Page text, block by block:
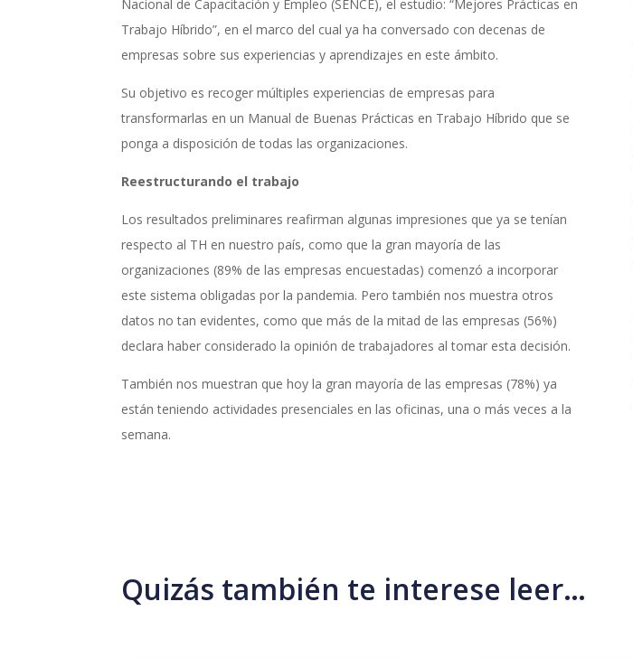
Nacional de Capacitación y Empleo (SENCE), el estudio: “Mejores Prácticas en
Trabajo Híbrido”, en el marco del cual ya ha conversado con decenas de
empresas sobre sus experiencias y aprendizajes en este ámbito.
Su objetivo es recoger múltiples experiencias de empresas para
transformarlas en un Manual de Buenas Prácticas en Trabajo Híbrido que se
ponga a disposición de todas las organizaciones.
Reestructurando el trabajo
Los resultados preliminares reafirman algunas impresiones que ya se tenían
respecto al TH en nuestro país, como que la gran mayoría de las
organizaciones (89% de las empresas encuestadas) comenzó a incorporar
este sistema obligadas por la pandemia. Pero también nos muestra otros
datos no tan evidentes, como que más de la mitad de las empresas (56%)
declara haber considerado la opinión de trabajadores al tomar esta decisión.
También nos muestran que hoy la gran mayoría de las empresas (78%) ya
están teniendo actividades presenciales en las oficinas, una o más veces a la
semana.
Quizás también te interese leer…